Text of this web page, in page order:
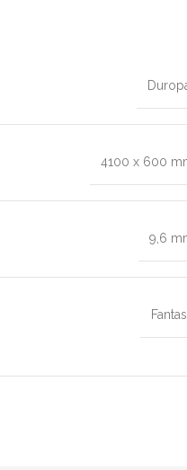
4100 x 600
9,6